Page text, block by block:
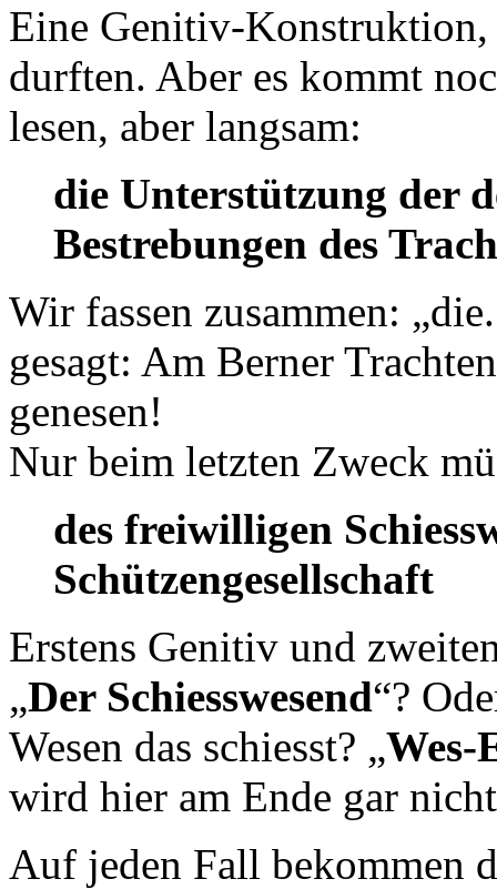
Eine Genitiv-Konstruktion,
durften. Aber es kommt
lesen, aber langsam:
die Unterstützung der
Bestrebungen des
Wir fassen zusammen:
gesagt: Am Berner
genesen!
Nur beim letzten Zweck
des freiwilligen
Schützengesellschaft
Erstens Genitiv und
„Der Schiesswesend“?
Wesen das schiesst? „Wes-
wird hier am Ende gar
Auf jeden Fall bekommen